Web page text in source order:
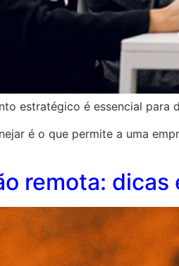
estratégico é essencial para
é o que permite a uma
remota: